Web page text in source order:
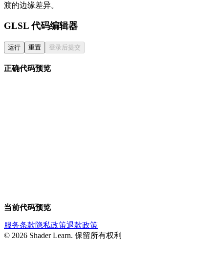
渡的边缘差异。
GLSL 代码编辑器
运行 重置 登录后提交
正确代码预览
当前代码预览
服务条款隐私政策退款政策
© 2026 Shader Learn. 保留所有权利